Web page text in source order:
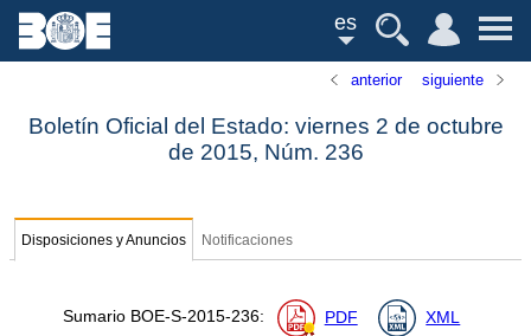
es
anterior siguiente
Boletín Oficial del Estado: viernes 2 de octubre
de 2015, Núm. 236
Disposiciones y Anuncios Notificaciones
Sumario BOE-S-2015-236: PDF XML